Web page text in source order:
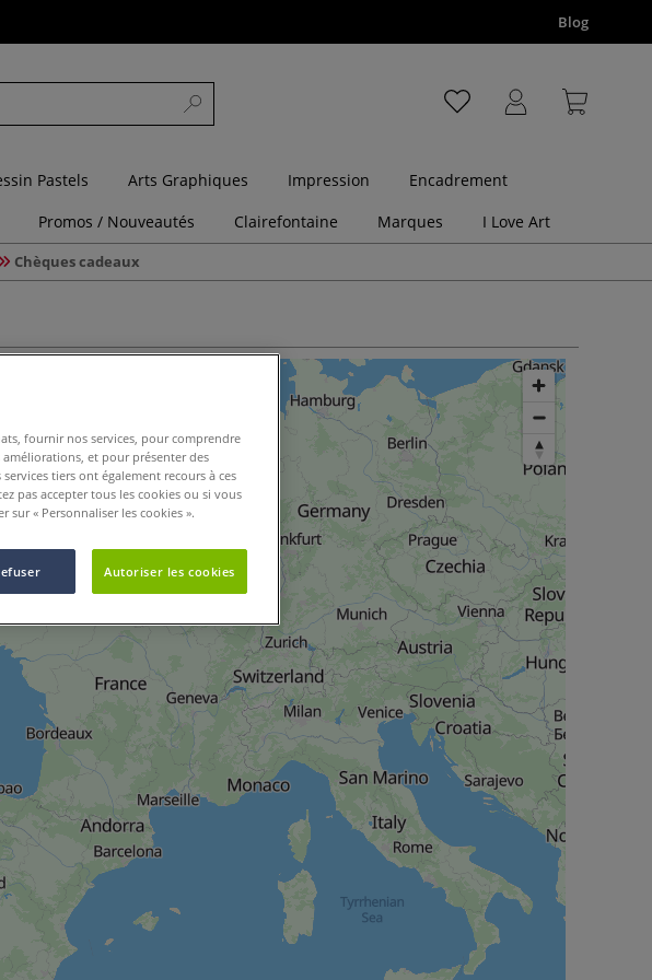
Blog
Pastels Arts Graphiques Impression
Encadrement
Promos / Nouveautés Clairefontaine Marques I Love Art
Chèques cadeaux
fournir nos services, pour comprendre
et pour présenter des
tiers ont également recours à ces
pas accepter tous les cookies ou si vous
« Personnaliser les cookies ».
Autoriser les cookies